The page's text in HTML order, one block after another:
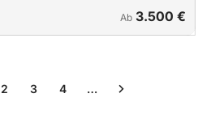
Ab 3.500 €
2 3 4 …